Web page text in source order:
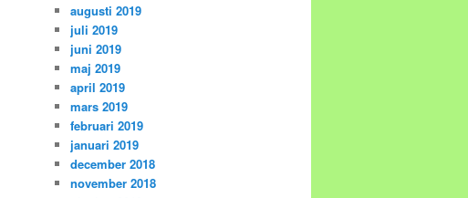
augusti 2019
juli 2019
juni 2019
maj 2019
april 2019
mars 2019
februari 2019
januari 2019
december 2018
november 2018